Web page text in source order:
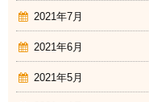
2021年7月
2021年6月
2021年5月